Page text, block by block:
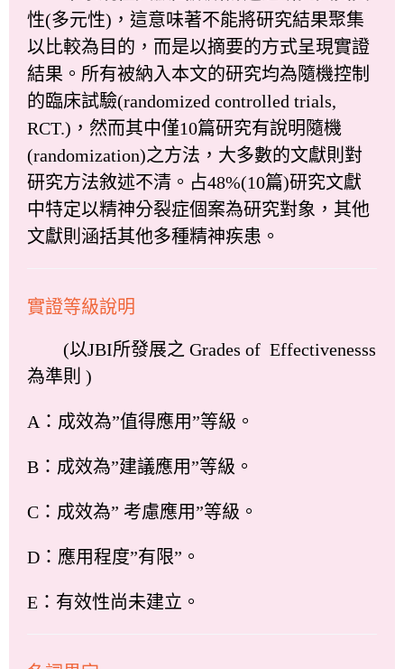
性(多元性)，這意味著不能將研究結果聚集
以比較為目的，而是以摘要的方式呈現實證
結果。所有被納入本文的研究均為隨機控制
的臨床試驗(randomized controlled trials,
RCT.)，然而其中僅10篇研究有說明隨機
(randomization)之方法，大多數的文獻則對
研究方法敘述不清。占48%(10篇)研究文獻
中特定以精神分裂症個案為研究對象，其他
文獻則涵括其他多種精神疾患。
實證等級說明
(以JBI所發展之 Grades of Effectivenesss
為準則 )
A：成效為”值得應用”等級。
B：成效為”建議應用”等級。
C：成效為” 考慮應用”等級。
D：應用程度”有限”。
E：有效性尚未建立。